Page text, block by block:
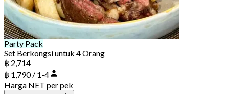
Party Pack
Set Berkongsi untuk 4 Orang
฿ 2,714
฿ 1,790 / 1-4
Harga NET per pek